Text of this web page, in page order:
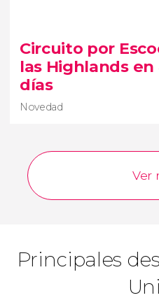
Destilerías, montañas,
por Escocia desde
país más
Unido
Circuito por
las Highlands en
días
Novedad
Novedad
circuito por Escocia
magia de
Ver
Principales